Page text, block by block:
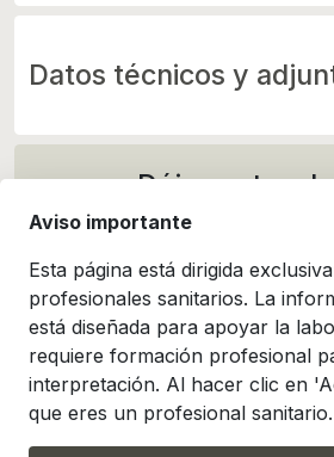
Datos técnicos y
Déjanos tus
contactaremos
presupuesto a
Aviso importante
Esta página está dirigida
profesionales sanitarios. La
está diseñada para apoyar la
requiere formación profesional
interpretación. Al hacer clic en
que eres un profesional sanitario.